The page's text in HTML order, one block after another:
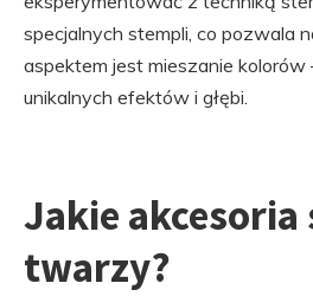
specjalnych stempli, co pozwala
aspektem jest mieszanie kolorów
unikalnych efektów i głębi.
Jakie
twarzy?